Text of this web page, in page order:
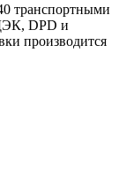
транспортными
DPD и
производится